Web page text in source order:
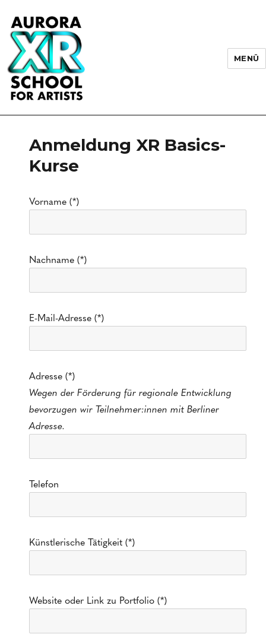
MENÜ
Anmeldung XR Basics-
Kurse
Vorname (*)
Nachname (*)
E-Mail-Adresse (*)
Adresse (*)
Wegen der Förderung für regionale Entwicklung
bevorzugen wir Teilnehmer:innen mit Berliner
Adresse.
Telefon
Künstlerische Tätigkeit (*)
Website oder Link zu Portfolio (*)